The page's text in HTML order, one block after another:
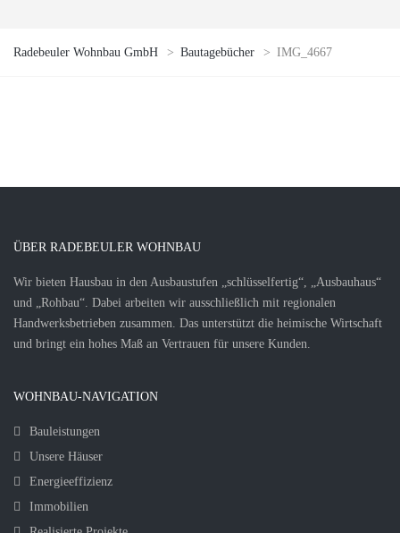
Radebeuler Wohnbau GmbH > Bautagebücher > IMG_4667
ÜBER RADEBEULER WOHNBAU
Wir bieten Hausbau in den Ausbaustufen „schlüsselfertig“, „Ausbauhaus“
und „Rohbau“. Dabei arbeiten wir ausschließlich mit regionalen
Handwerksbetrieben zusammen. Das unterstützt die heimische Wirtschaft
und bringt ein hohes Maß an Vertrauen für unsere Kunden.
WOHNBAU-NAVIGATION
Bauleistungen
Unsere Häuser
Energieeffizienz
Immobilien